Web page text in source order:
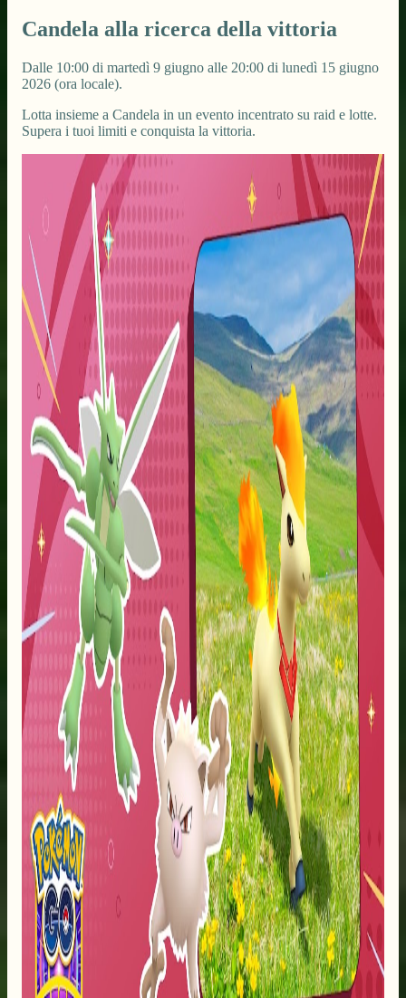
Candela alla ricerca della vittoria
Dalle 10:00 di martedì 9 giugno alle 20:00 di lunedì 15 giugno
2026 (ora locale).
Lotta insieme a Candela in un evento incentrato su raid e lotte.
Supera i tuoi limiti e conquista la vittoria.